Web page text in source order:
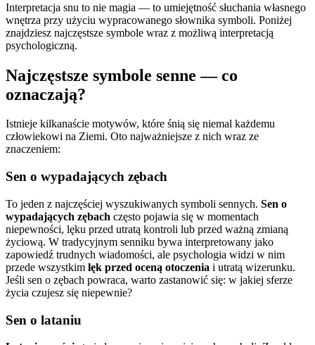
Interpretacja snu to nie magia — to umiejętność słuchania własnego
wnętrza przy użyciu wypracowanego słownika symboli. Poniżej
znajdziesz najczęstsze symbole wraz z możliwą interpretacją
psychologiczną.
Najczęstsze symbole senne — co
oznaczają?
Istnieje kilkanaście motywów, które śnią się niemal każdemu
człowiekowi na Ziemi. Oto najważniejsze z nich wraz ze
znaczeniem:
Sen o wypadających zębach
To jeden z najczęściej wyszukiwanych symboli sennych. Sen o
wypadających zębach często pojawia się w momentach
niepewności, lęku przed utratą kontroli lub przed ważną zmianą
życiową. W tradycyjnym senniku bywa interpretowany jako
zapowiedź trudnych wiadomości, ale psychologia widzi w nim
przede wszystkim lęk przed oceną otoczenia i utratą wizerunku.
Jeśli sen o zębach powraca, warto zastanowić się: w jakiej sferze
życia czujesz się niepewnie?
Sen o lataniu